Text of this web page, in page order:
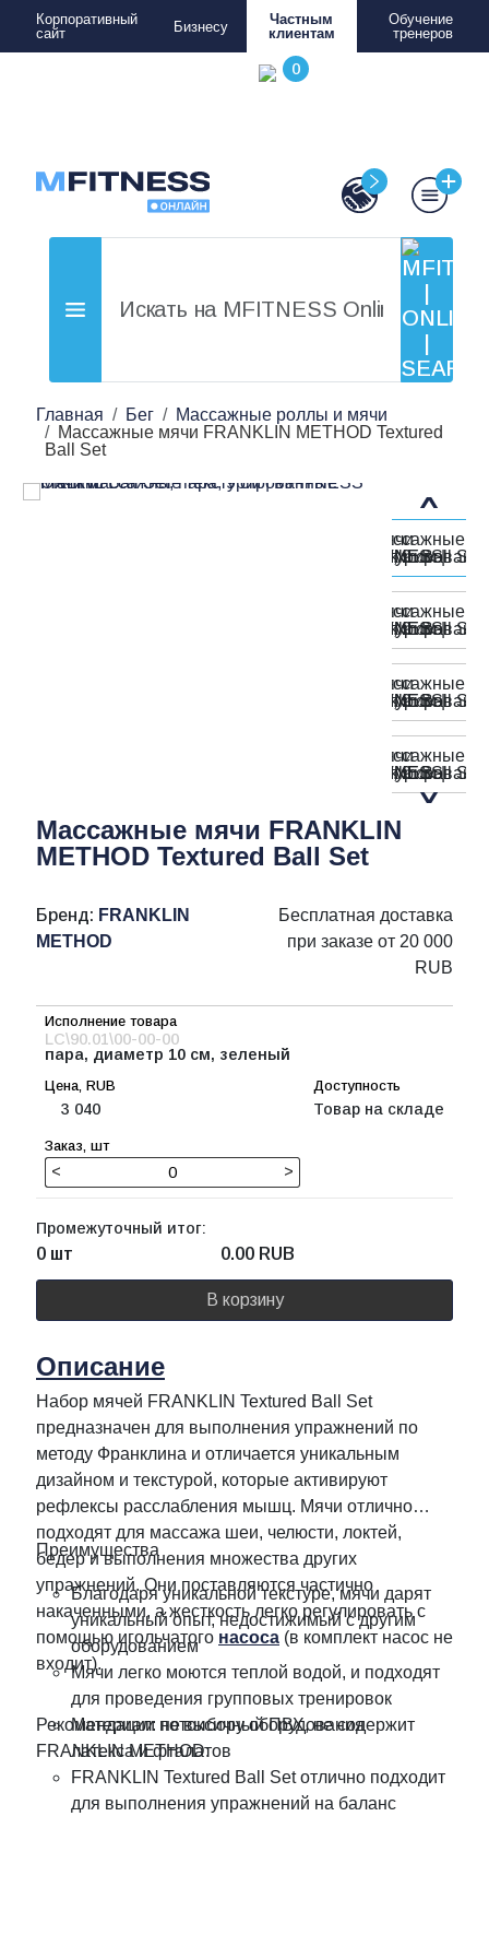
Корпоративный
сайт
Бизнесу
Частным
клиентам
Обучение
тренеров
Главная Бег
Массажные роллы и мячи
Массажные мячи FRANKLIN METHOD Textured
Ball Set
Массажные мячи FRANKLIN
METHOD Textured Ball Set
Бренд: FRANKLIN
METHOD
Бесплатная доставка
при заказе от 20 000
RUB
LC\90.01\00-00-00
пара, диаметр 10 см, зеленый
3 040 Товар на складе
< >
Промежуточный итог:
0 шт 0.00 RUB
В корзину
Описание
Набор мячей FRANKLIN Textured Ball Set
предназначен для выполнения упражнений по
методу Франклина и отличается уникальным
дизайном и текстурой, которые активируют
рефлексы расслабления мышц. Мячи отлично
подходят для массажа шеи, челюсти, локтей,
бедер и выполнения множества других
упражнений. Они поставляются частично
накаченными, а жесткость легко регулировать с
помощью игольчатого насоса (в комплект насос не
входит).
Преимущества
Благодаря уникальной текстуре, мячи дарят
уникальный опыт, недостижимый с другим
оборудованием
Мячи легко моются теплой водой, и подходят
для проведения групповых тренировок
Материал: нетоксичный ПВХ, не содержит
латекса и фталатов
FRANKLIN Textured Ball Set отлично подходит
для выполнения упражнений на баланс
Рекомендации по выбору оборудования
FRANKLIN METHOD: